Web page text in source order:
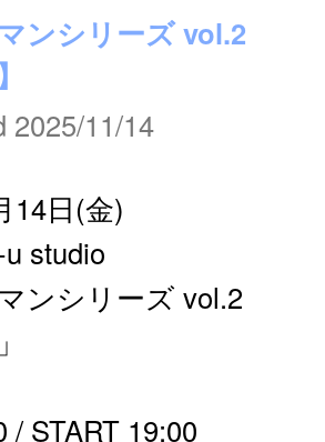
ンシリーズ vol.2
2025/11/14
14日(金)
studio
ンシリーズ vol.2
/ START 19:00